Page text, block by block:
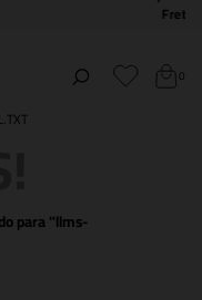
0
para "llms-